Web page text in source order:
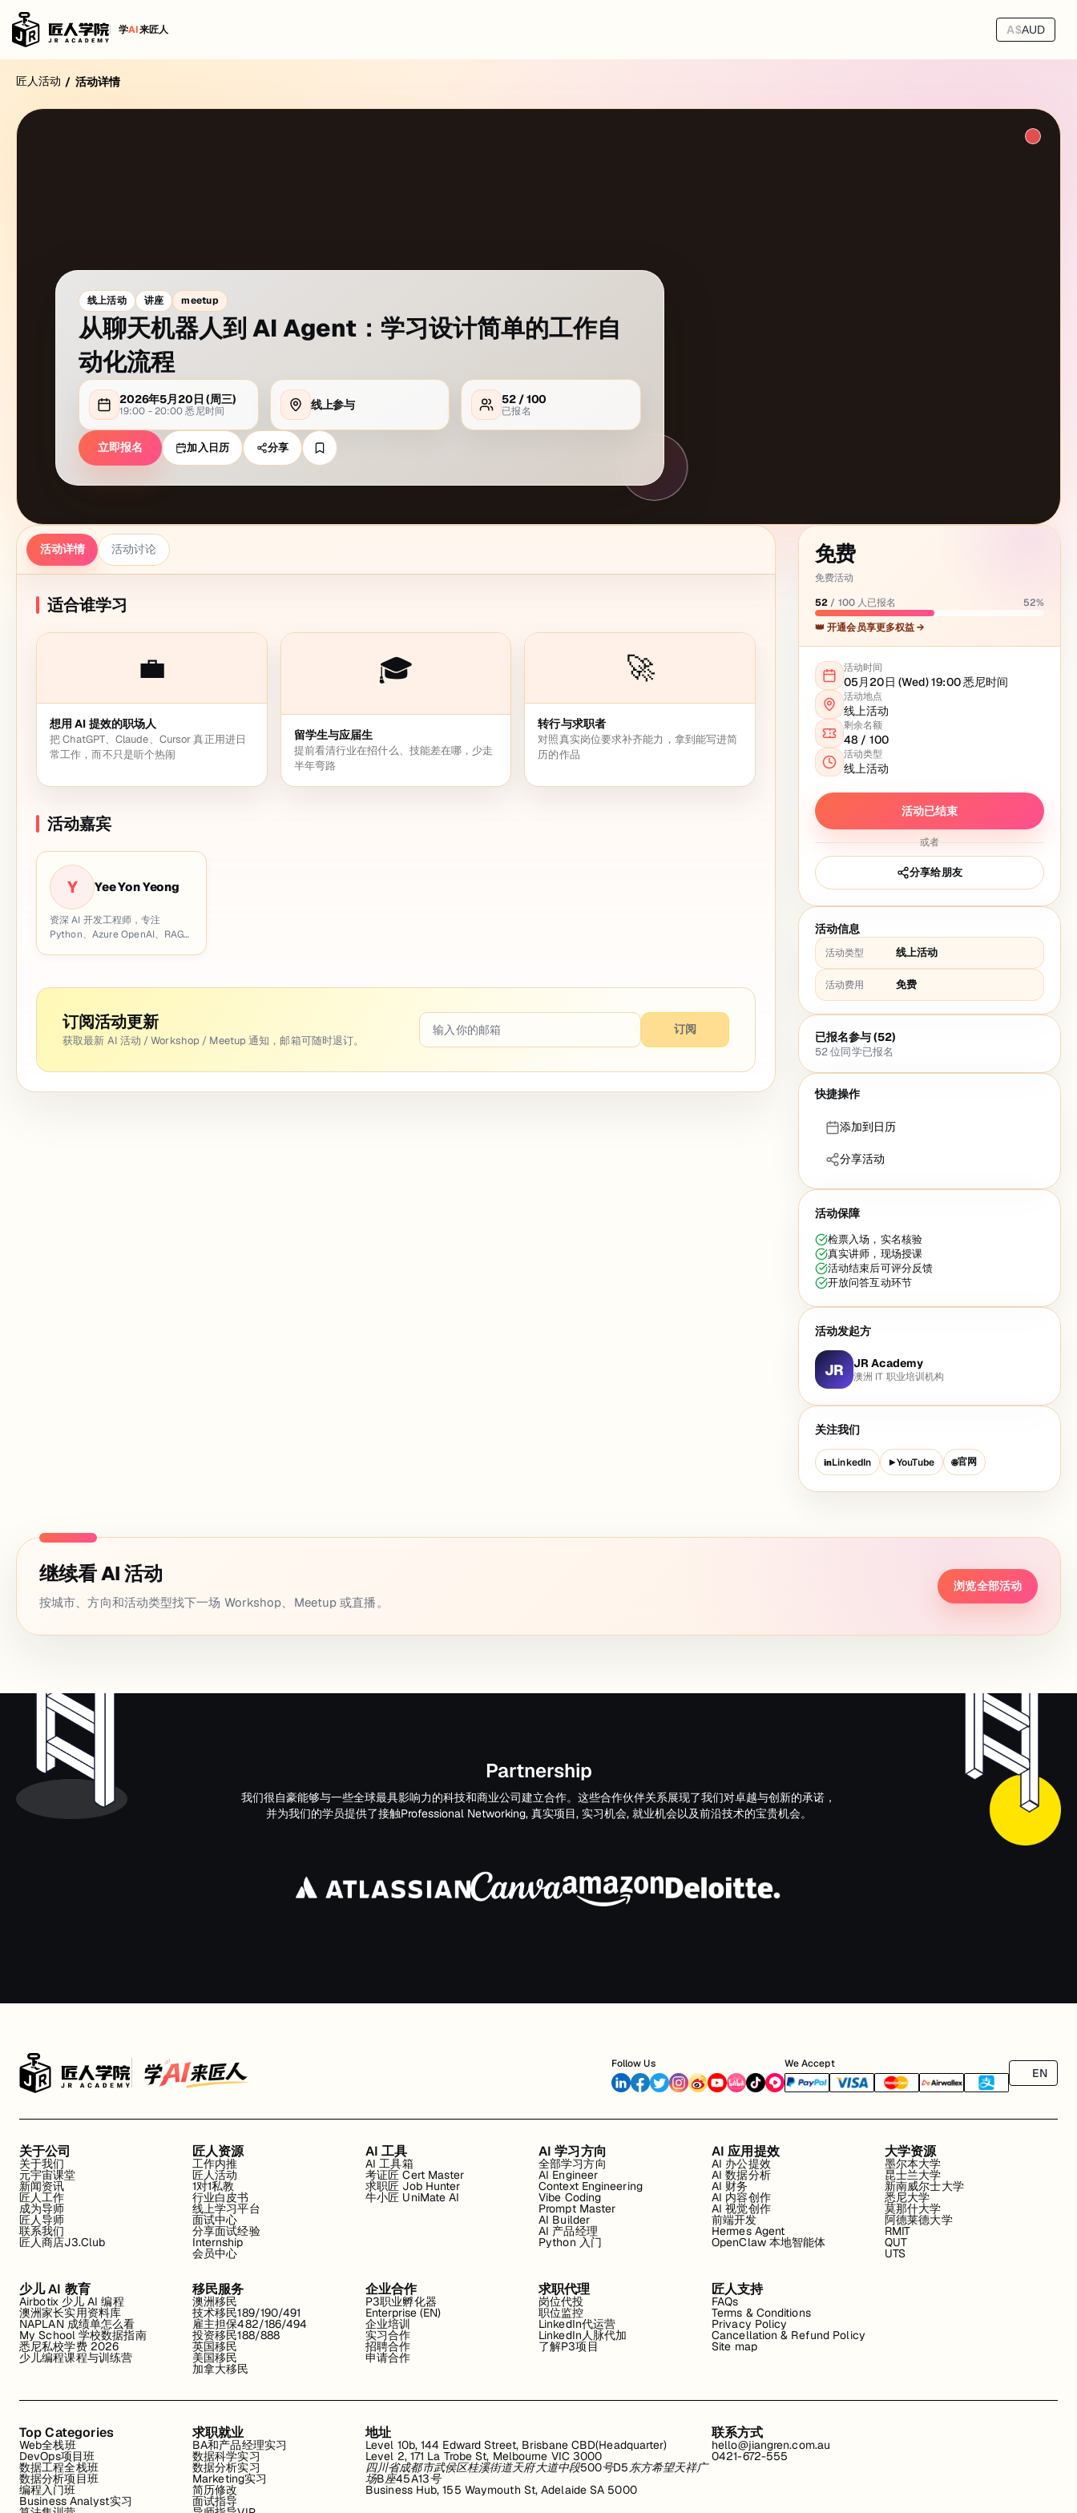
学AI来匠人 A$AUD
匠人活动 / 活动详情
线上活动 讲座 meetup
从聊天机器人到 AI Agent：学习设计简单的工作自
动化流程
2026年5月20日 (周三)
19:00 - 20:00 悉尼时间 线上参与 52 /100
已报名
立即报名 加入日历 分享
活动详情 活动讨论
适合谁学习
💼
想用 AI 提效的职场人
把 ChatGPT、Claude、Cursor 真正用进日
常工作，而不只是听个热闹
🎓
留学生与应届生
提前看清行业在招什么、技能差在哪，少走
半年弯路
🚀
转行与求职者
对照真实岗位要求补齐能力，拿到能写进简
历的作品
活动嘉宾
Y Yee Yon Yeong
资深 AI 开发工程师，专注
Python、Azure OpenAI、RAG
订阅活动更新
获取最新 AI 活动 / Workshop / Meetup 通知，邮箱可随时退订。
订阅
免费
免费活动
52 / 100人已报名 52%
👑 开通会员享更多权益 →
活动时间
05月20日 (Wed) 19:00悉尼时间
活动地点
线上活动
剩余名额
48 / 100
活动类型
线上活动
活动已结束
或者
分享给朋友
活动信息
活动类型 线上活动
活动费用 免费
已报名参与 (52)
52位同学已报名
快捷操作
添加到日历
分享活动
活动保障
检票入场，实名核验
真实讲师，现场授课
活动结束后可评分反馈
开放问答互动环节
活动发起方
JR JR Academy
澳洲 IT 职业培训机构
关注我们
inLinkedIn ▶YouTube 🌐官网
继续看 AI 活动
按城市、方向和活动类型找下一场 Workshop、Meetup 或直播。
浏览全部活动
Partnership
我们很自豪能够与一些全球最具影响力的科技和商业公司建立合作。这些合作伙伴关系展现了我们对卓越与创新的承诺，
并为我们的学员提供了接触Professional Networking, 真实项目, 实习机会, 就业机会以及前沿技术的宝贵机会。
Follow Us We Accept
EN
关于公司
关于我们
元宇宙课堂
新闻资讯
匠人工作
成为导师
匠人导师
联系我们
匠人商店J3.Club
匠人资源
工作内推
匠人活动
1对1私教
行业白皮书
线上学习平台
面试中心
分享面试经验
Internship
会员中心
AI 工具
AI 工具箱
考证匠 Cert Master
求职匠 Job Hunter
牛小匠 UniMate AI
AI 学习方向
全部学习方向
AI Engineer
Context Engineering
Vibe Coding
Prompt Master
AI Builder
AI 产品经理
Python 入门
AI 应用提效
AI 办公提效
AI 数据分析
AI 财务
AI 内容创作
AI 视觉创作
前端开发
Hermes Agent
OpenClaw 本地智能体
大学资源
墨尔本大学
昆士兰大学
新南威尔士大学
悉尼大学
莫那什大学
阿德莱德大学
RMIT
QUT
UTS
少儿 AI 教育
Airbotix 少儿 AI 编程
澳洲家长实用资料库
NAPLAN 成绩单怎么看
My School 学校数据指南
悉尼私校学费 2026
少儿编程课程与训练营
移民服务
澳洲移民
技术移民189/190/491
雇主担保482/186/494
投资移民188/888
英国移民
美国移民
加拿大移民
企业合作
P3职业孵化器
Enterprise (EN)
企业培训
实习合作
招聘合作
申请合作
求职代理
岗位代投
职位监控
LinkedIn代运营
LinkedIn人脉代加
了解P3项目
匠人支持
FAQs
Terms & Conditions
Privacy Policy
Cancellation & Refund Policy
Site map
Top Categories
Web全栈班
DevOps项目班
数据工程全栈班
数据分析项目班
编程入门班
Business Analyst实习
求职就业
BA和产品经理实习
数据科学实习
数据分析实习
Marketing实习
简历修改
面试指导
地址
Level 10b, 144 Edward Street, Brisbane CBD(Headquarter)
Level 2, 171 La Trobe St, Melbourne VIC 3000
四川省成都市武侯区桂溪街道天府大道中段500号D5东方希望天祥广
场B座45A13号
Business Hub, 155 Waymouth St, Adelaide SA 5000
联系方式
hello@jiangren.com.au
0421-672-555